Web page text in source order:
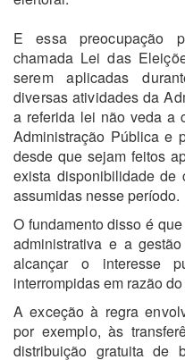
E essa preocupação
chamada Lei das
serem aplicadas
diversas atividades da
a referida lei não veda a
Administração Pública e
desde que sejam feitos
exista disponibilidade de
assumidas nesse período.
O fundamento disso é
administrativa e a
alcançar o interesse
interrompidas em razão
A exceção à regra
por exemplo, às
distribuição gratuita de